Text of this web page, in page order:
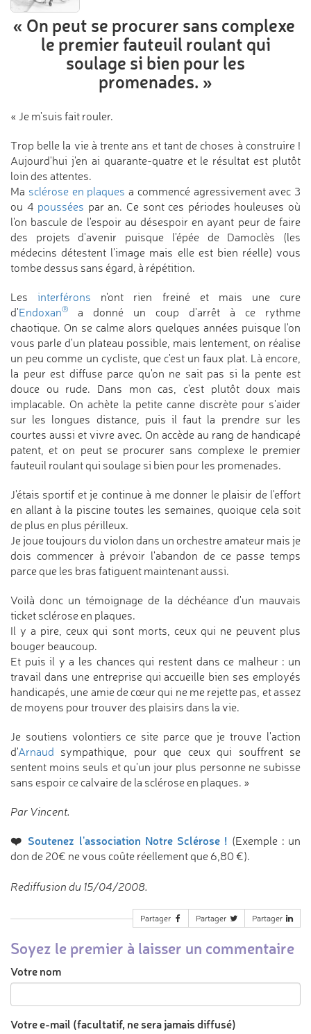
« On peut se procurer sans complexe
le premier fauteuil roulant qui
soulage si bien pour les
promenades. »
« Je m'suis fait rouler.
Trop belle la vie à trente ans et tant de choses à construire !
Aujourd'hui j'en ai quarante-quatre et le résultat est plutôt
loin des attentes.
Ma sclérose en plaques a commencé agressivement avec 3
ou 4 poussées par an. Ce sont ces périodes houleuses où
l'on bascule de l'espoir au désespoir en ayant peur de faire
des projets d'avenir puisque l'épée de Damoclès (les
médecins détestent l'image mais elle est bien réelle) vous
tombe dessus sans égard, à répétition.
Lesinterférons n'ont rien freiné et mais une cure
d'Endoxan®
a donné un coup d'arrêt à ce rythme
chaotique. On se calme alors quelques années puisque l'on
vous parle d'un plateau possible, mais lentement, on réalise
un peu comme un cycliste, que c'est un faux plat. Là encore,
la peur est diffuse parce qu'on ne sait pas si la pente est
douce ou rude. Dans mon cas, c'est plutôt doux mais
implacable. On achète la petite canne discrète pour s'aider
sur les longues distance, puis il faut la prendre sur les
courtes aussi et vivre avec. On accède au rang de handicapé
patent, et on peut se procurer sans complexe le premier
fauteuil roulant qui soulage si bien pour les promenades.
J'étais sportif et je continue à me donner le plaisir de l'effort
en allant à la piscine toutes les semaines, quoique cela soit
de plus en plus périlleux.
Je joue toujours du violon dans un orchestre amateur mais je
dois commencer à prévoir l'abandon de ce passe temps
parce que les bras fatiguent maintenant aussi.
Voilà donc un témoignage de la déchéance d'un mauvais
ticket sclérose en plaques.
Il y a pire, ceux qui sont morts, ceux qui ne peuvent plus
bouger beaucoup.
Et puis il y a les chances qui restent dans ce malheur : un
travail dans une entreprise qui accueille bien ses employés
handicapés, une amie de cœur qui ne me rejette pas, et assez
de moyens pour trouver des plaisirs dans la vie.
Je soutiens volontiers ce site parce que je trouve l'action
d'Arnaud sympathique, pour que ceux qui souffrent se
sentent moins seuls et qu'un jour plus personne ne subisse
sans espoir ce calvaire de la sclérose en plaques. »
Par Vincent.
❤️ Soutenez l'association Notre Sclérose ! (Exemple : un
don de 20€ ne vous coûte réellement que 6,80 €).
Rediffusion du 15/04/2008.
Partager Partager Partager
Soyez le premier à laisser un commentaire
Votre nom
Votre e-mail (facultatif, ne sera jamais diffusé)